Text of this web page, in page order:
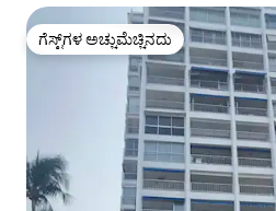
ಗೆಸ್ಟ್‌ಗಳ ಅಚ್ಚುಮೆಚ್ಚಿನದು
ಗೆಸ್ಟ್‌ಗಳ ಅಚ್ಚುಮೆಚ್ಚಿನದು